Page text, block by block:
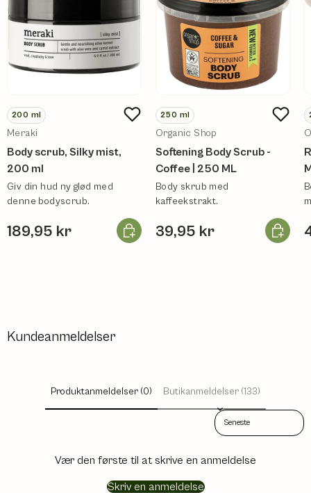
200 ml
Meraki
Body scrub, Silky mist,
200 ml
Giv din hud ny glød med
denne bodyscrub.
189,95 kr Læg i kurv
250 ml
Organic Shop
Softening Body Scrub -
Coffee | 250 ML
Body skrub med
kaffeekstrakt.
39,95 kr Læg i
Kundeanmeldelser
Produktanmeldelser (0) Butikanmeldelser (133)
Sort reviews by
Vær den første til at skrive en anmeldelse
Skriv en anmeldelse